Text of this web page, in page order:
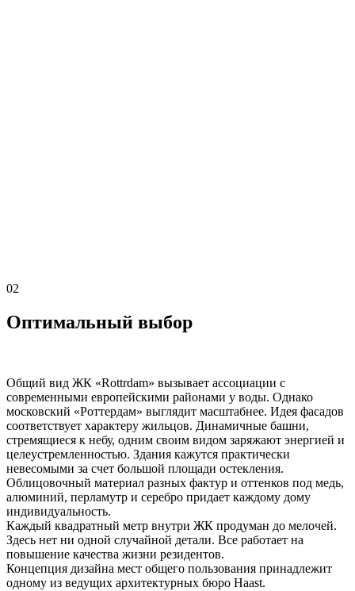
02
Оптимальный выбор
Общий вид ЖК «Rottrdam» вызывает ассоциации с
современными европейскими районами у воды. Однако
московский «Роттердам» выглядит масштабнее. Идея фасадов
соответствует характеру жильцов. Динамичные башни,
стремящиеся к небу, одним своим видом заряжают энергией и
целеустремленностью. Здания кажутся практически
невесомыми за счет большой площади остекления.
Облицовочный материал разных фактур и оттенков под медь,
алюминий, перламутр и серебро придает каждому дому
индивидуальность.
Каждый квадратный метр внутри ЖК продуман до мелочей.
Здесь нет ни одной случайной детали. Все работает на
повышение качества жизни резидентов.
Концепция дизайна мест общего пользования принадлежит
одному из ведущих архитектурных бюро Haast.